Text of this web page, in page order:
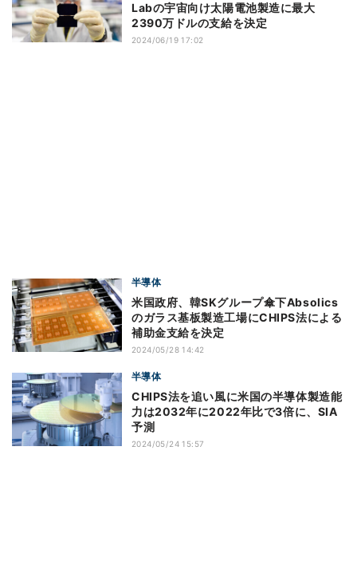
Labの宇宙向け太陽電池製造に最大
2390万ドルの支給を決定
2024/06/19 17:02
半導体
米国政府、韓SKグループ傘下Absolics
のガラス基板製造工場にCHIPS法による
補助金支給を決定
2024/05/28 14:42
半導体
CHIPS法を追い風に米国の半導体製造能
力は2032年に2022年比で3倍に、SIA
予測
2024/05/24 15:57